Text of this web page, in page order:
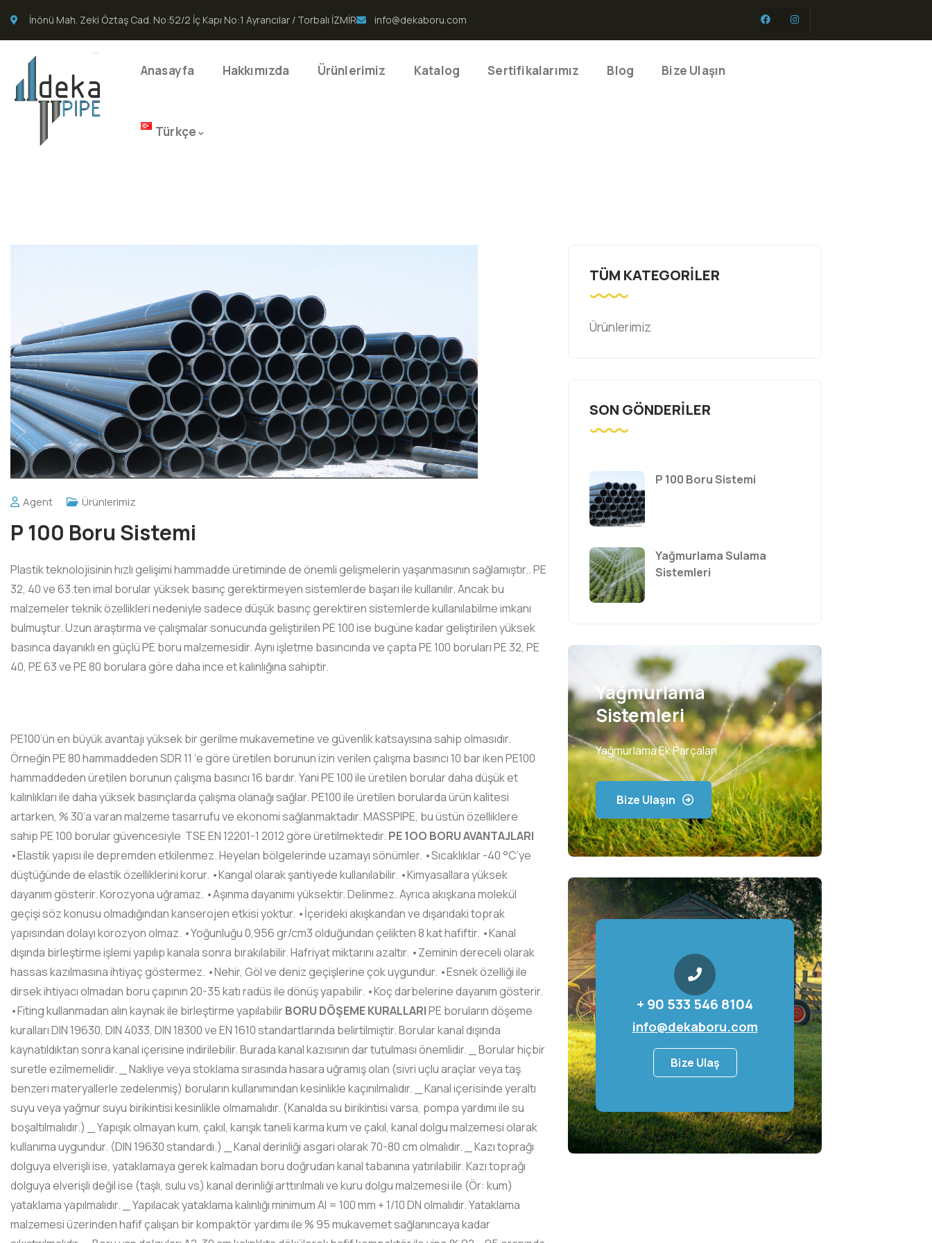
İnönü Mah. Zeki Öztaş Cad. No:52/2 İç Kapı No:1 Ayrancılar / Torbalı İZMİR info@dekaboru.com
Anasayfa Hakkımızda Ürünlerimiz Katalog Sertifikalarımız Blog Bize Ulaşın
Türkçe
Agent Ürünlerimiz
P 100 Boru Sistemi
Plastik teknolojisinin hızlı gelişimi hammadde üretiminde de önemli gelişmelerin yaşanmasının sağlamıştır.. PE
32, 40 ve 63.ten imal borular yüksek basınç gerektirmeyen sistemlerde başarı ile kullanılır. Ancak bu
malzemeler teknik özellikleri nedeniyle sadece düşük basınç gerektiren sistemlerde kullanılabilme imkanı
bulmuştur. Uzun araştırma ve çalışmalar sonucunda geliştirilen PE 100 ise bugüne kadar geliştirilen yüksek
basınca dayanıklı en güçlü PE boru malzemesidir. Aynı işletme basıncında ve çapta PE 100 boruları PE 32, PE
40, PE 63 ve PE 80 borulara göre daha ince et kalınlığına sahiptir.
PE100’ün en büyük avantajı yüksek bir gerilme mukavemetine ve güvenlik katsayısına sahip olmasıdır.
Örneğin PE 80 hammaddeden SDR 11 ‘e göre üretilen borunun izin verilen çalışma basıncı 10 bar iken PE100
hammaddeden üretilen borunun çalışma basıncı 16 bardır. Yani PE 100 ile üretilen borular daha düşük et
kalınlıkları ile daha yüksek basınçlarda çalışma olanağı sağlar. PE100 ile üretilen borularda ürün kalitesi
artarken, % 30’a varan malzeme tasarrufu ve ekonomi sağlanmaktadır. MASSPIPE, bu üstün özelliklere
sahip PE 100 borular güvencesiyle TSE EN 12201-1 2012 göre üretilmektedir. PE 1OO BORU AVANTAJLARI
•Elastik yapısı ile depremden etkilenmez. Heyelan bölgelerinde uzamayı sönümler. •Sıcaklıklar -40 °C’ye
düştüğünde de elastik özelliklerini korur. •Kangal olarak şantiyede kullanılabilir. •Kimyasallara yüksek
dayanım gösterir. Korozyona uğramaz. •Aşınma dayanımı yüksektir. Delinmez. Ayrıca akışkana molekül
geçişi söz konusu olmadığından kanserojen etkisi yoktur. •İçerideki akışkandan ve dışarıdaki toprak
yapısından dolayı korozyon olmaz. •Yoğunluğu 0,956 gr/cm3 olduğundan çelikten 8 kat hafiftir. •Kanal
dışında birleştirme işlemi yapılıp kanala sonra bırakılabilir. Hafriyat miktarını azaltır. •Zeminin dereceli olarak
hassas kazılmasına ihtiyaç göstermez. •Nehir, Göl ve deniz geçişlerine çok uygundur. •Esnek özelliği ile
dirsek ihtiyacı olmadan boru çapının 20-35 katı radüs ile dönüş yapabilir. •Koç darbelerine dayanım gösterir.
•Fiting kullanmadan alın kaynak ile birleştirme yapılabilirBORU DÖŞEME KURALLARIPE boruların döşeme
kuralları DIN 19630, DIN 4033, DIN 18300 ve EN 1610 standartlarında belirtilmiştir. Borular kanal dışında
kaynatıldıktan sonra kanal içerisine indirilebilir. Burada kanal kazısının dar tutulması önemlidir. _ Borular hiçbir
suretle ezilmemelidir. _ Nakliye veya stoklama sırasında hasara uğramış olan (sivri uçlu araçlar veya taş
benzeri materyallerle zedelenmiş) boruların kullanımından kesinlikle kaçınılmalıdır. _ Kanal içerisinde yeraltı
suyu veya yağmur suyu birikintisi kesinlikle olmamalıdır. (Kanalda su birikintisi varsa, pompa yardımı ile su
boşaltılmalıdır.) _ Yapışık olmayan kum, çakıl, karışık taneli karma kum ve çakıl, kanal dolgu malzemesi olarak
kullanıma uygundur. (DIN 19630 standardı.) _ Kanal derinliği asgari olarak 70-80 cm olmalıdır. _ Kazı toprağı
dolguya elverişli ise, yataklamaya gerek kalmadan boru doğrudan kanal tabanına yatırılabilir. Kazı toprağı
dolguya elverişli değil ise (taşlı, sulu vs) kanal derinliği arttırılmalı ve kuru dolgu malzemesi ile (Ör: kum)
yataklama yapılmalıdır. _ Yapılacak yataklama kalınlığı minimum Al = 100 mm + 1/10 DN olmalıdır. Yataklama
malzemesi üzerinden hafif çalışan bir kompaktör yardımı ile % 95 mukavemet sağlanıncaya kadar
TÜM KATEGORILER
Ürünlerimiz
SON GÖNDERILER
P 100 Boru Sistemi
Yağmurlama Sulama
Sistemleri
Yağmurlama
Sistemleri
Yağmurlama Ek Parçaları
Bize Ulaşın
+ 90 533 546 8104
info@dekaboru.com
Bize Ulaş